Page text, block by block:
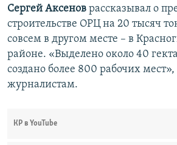
Сергей Аксенов рассказывал о
строительстве ОРЦ на 20 тысяч
совсем в другом месте – в
районе. «Выделено около 40
создано более 800 рабочих мест»,
журналистам.
КР в YouTube